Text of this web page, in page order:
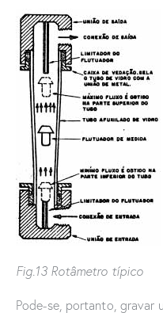
Fig.13 Rotâmetro típico
Pode-se, portanto, gravar